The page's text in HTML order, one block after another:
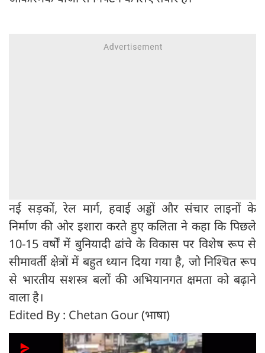
नई सड़कों, रेल मार्ग, हवाई अड्डों और संचार लाइनों के
निर्माण की ओर इशारा करते हुए कलिता ने कहा कि पिछले
10-15 वर्षों में बुनियादी ढांचे के विकास पर विशेष रूप से
सीमावर्ती क्षेत्रों में बहुत ध्यान दिया गया है, जो निश्चित रूप
से भारतीय सशस्त्र बलों की अभियानगत क्षमता को बढ़ाने
वाला है।
Edited By : Chetan Gour (भाषा)